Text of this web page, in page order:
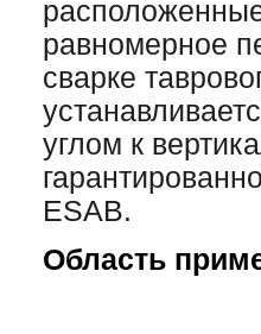
равномерное
сварке
углом к
ESAB.
Область